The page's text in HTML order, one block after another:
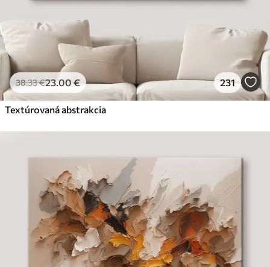
38.33€23.00€ 231
Textúrovaná abstrakcia